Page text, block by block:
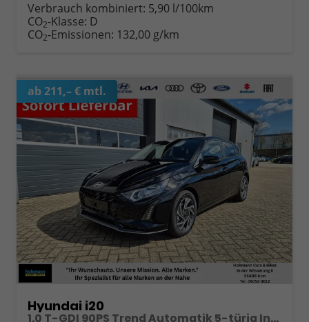
Verbrauch kombiniert: 5,90 l/100km
CO2-Klasse: D
CO2-Emissionen: 132,00 g/km
ab 211,– € mtl.
Hyundai i20
1.0 T-GDI 90PS Trend Automatik 5-türig Innenraumkamera 2xKeyless Klimaautomatik Sitzheizung Lenkradheizung Navi Rückf.Kamera PDC Apple CarPlay Android Auto Tempomat Touchscreen 16"LM